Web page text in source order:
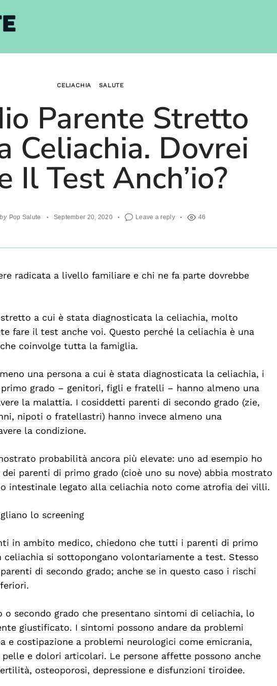
CELIACHIA SALUTE
Parente Stretto
Celiachia. Dovrei
Il Test Anch’io?
by Pop Salute September 20, 2020 Leave a reply 46
radicata a livello familiare e chi ne fa parte dovrebbe
a cui è stata diagnosticata la celiachia, molto
fare il test anche voi. Questo perché la celiachia è una
coinvolge tutta la famiglia.
una persona a cui è stata diagnosticata la celiachia, i
grado – genitori, figli e fratelli – hanno almeno una
la malattia. I cosiddetti parenti di secondo grado (zie,
nipoti o fratellastri) hanno invece almeno una
la condizione.
probabilità ancora più elevate: uno ad esempio ho
dei parenti di primo grado (cioè uno su nove) abbia mostrato
intestinale legato alla celiachia noto come atrofia dei villi.
lo screening
in ambito medico, chiedono che tutti i parenti di primo
celiachia si sottopongano volontariamente a test. Stesso
di secondo grado; anche se in questo caso i rischi
o secondo grado che presentano sintomi di celiachia, lo
giustificato. I sintomi possono andare da problemi
e costipazione a problemi neurologici come emicrania,
e dolori articolari. Le persone affette possono anche
osteoporosi, depressione e disfunzioni tiroidee.